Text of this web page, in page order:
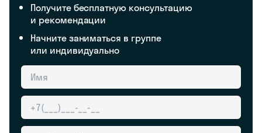
Получите бесплатную консультацию
и рекомендации
Начните заниматься в группе
или индивидуально